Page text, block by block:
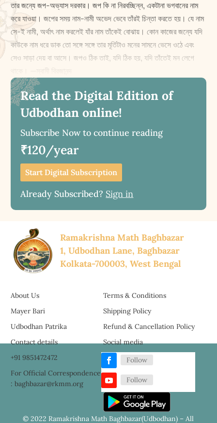
তার জন্যে জপ-অভ্যাস দরকার। জপ কি না নিরবচ্ছিন্ন, একটানা ভগবানের নাম
করে যাওয়া। জপের সময় নাম-নামী অভেদ ভেবে তাঁরই চিন্তা করতে হয়। যে নাম
সে-ই নামী, অর্থাৎ নাম করলেই যাঁর নাম তাঁকেই বোঝায়। কোন কাজের জন্যে যদি
কাউকে নাম ধরে ডাক তো সঙ্গে সঙ্গে তার মূর্তিটাও মনের সামনে ভেসে ওঠে এবং
সেও সাড়া দেয় বা আসে। জপও ঠিক তাই, যদি ঠিক হয়, যদি তাঁতেই মন লেগে
Read the Digital Edition of
Udbodhan online!
Subscribe Now to continue reading
₹120/year
Start Digital Subscription
Already Subscribed? Sign in
Ramakrishna Math Baghbazar
1, Udbodhan Lane, Baghbazar
Kolkata-700003, West Bengal
About Us
Mayer Bari
Udbodhan Patrika
Terms & Conditions
Shipping Policy
Refund & Cancellation Policy
Contact details
+91 9851472472
For Official Correspondence
: baghbazar@rkmm.org
Social media
Follow
Follow
© 2022 Ramakrishna Math Baghbazar(Udbodhan) – All